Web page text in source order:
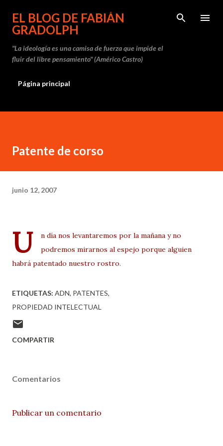
Ir al contenido principal
EL BLOG DE FABIÁN
GRADOLPH
"La ideología es una camisa de fuerza que impide el
fluir del libre pensamiento" (Américo Castro)
Página principal
Patente de corso
junio 12, 2007
U
n día nos levantaremos por la mañana y no
podremos mirarnos al espejo porque alguien
habrá patentado nuestro rostro.
ETIQUETAS: ADN PATENTES
PROPIEDAD INTELECTUAL
COMPARTIR
Comentarios
Publicar un comentario